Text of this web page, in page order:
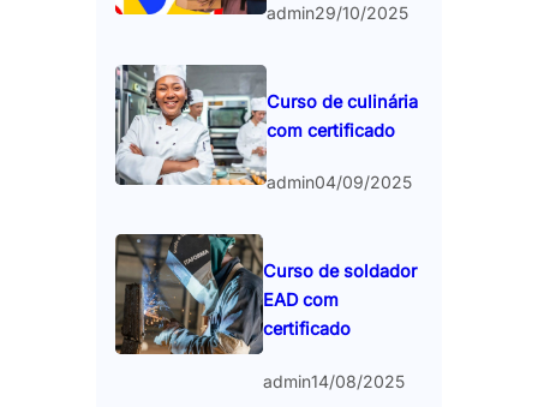
admin29/10/2025
Curso de culinária
com certificado
admin04/09/2025
Curso de soldador
EAD com
certificado
admin14/08/2025